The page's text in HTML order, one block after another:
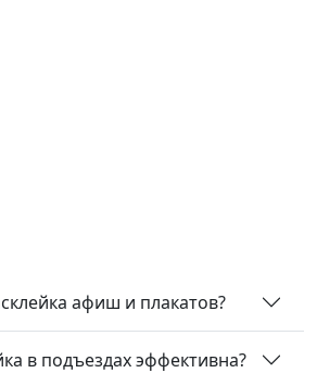
афиш и плакатов?
в подъездах эффективна?